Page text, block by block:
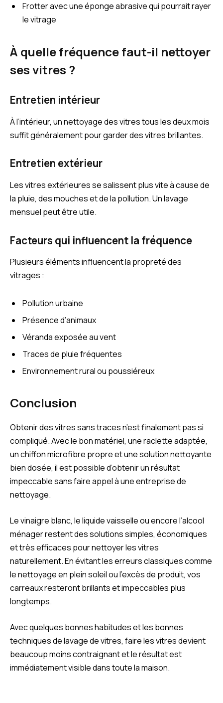
Frotter avec une éponge abrasive qui pourrait rayer
le vitrage
À quelle fréquence faut-il nettoyer
ses vitres ?
Entretien intérieur
À l’intérieur, un nettoyage des vitres tous les deux mois
suffit généralement pour garder des vitres brillantes.
Entretien extérieur
Les vitres extérieures se salissent plus vite à cause de
la pluie, des mouches et de la pollution. Un lavage
mensuel peut être utile.
Facteurs qui influencent la fréquence
Plusieurs éléments influencent la propreté des
vitrages :
Pollution urbaine
Présence d’animaux
Véranda exposée au vent
Traces de pluie fréquentes
Environnement rural ou poussiéreux
Conclusion
Obtenir des vitres sans traces n’est finalement pas si
compliqué. Avec le bon matériel, une raclette adaptée,
un chiffon microfibre propre et une solution nettoyante
bien dosée, il est possible d’obtenir un résultat
impeccable sans faire appel à une entreprise de
nettoyage.
Le vinaigre blanc, le liquide vaisselle ou encore l’alcool
ménager restent des solutions simples, économiques
et très efficaces pour nettoyer les vitres
naturellement. En évitant les erreurs classiques comme
le nettoyage en plein soleil ou l’excès de produit, vos
carreaux resteront brillants et impeccables plus
longtemps.
Avec quelques bonnes habitudes et les bonnes
techniques de lavage de vitres, faire les vitres devient
beaucoup moins contraignant et le résultat est
immédiatement visible dans toute la maison.